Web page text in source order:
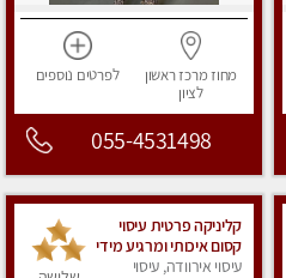
מחוז מרכזראשון
לציון
לפרטים נוספים
055-4531498
קליניקה פרטית עיסוי
קסום איכותי ומרגיע מידי
זהב עיסוי שבדי קלאסי
עיסוי אירוודה, עיסוי